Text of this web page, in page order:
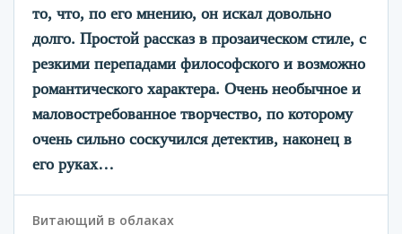
то, что, по его мнению, он искал довольно
долго. Простой рассказ в прозаическом стиле, с
резкими перепадами философского и возможно
романтического характера. Очень необычное и
маловостребованное творчество, по которому
очень сильно соскучился детектив, наконец в
его руках…
Витающий в облаках